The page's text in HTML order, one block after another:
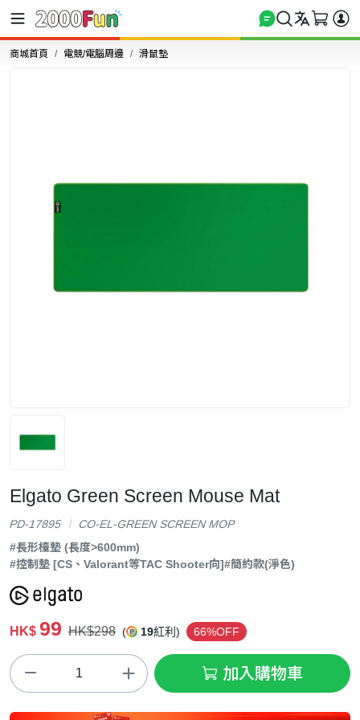
商城首頁 電競/電腦周邊 滑鼠墊
Elgato Green Screen Mouse Mat
PD-17895
CO-EL-GREEN SCREEN MOP
#長形檯墊 (長度>600mm)
#控制墊 [CS、Valorant等TAC Shooter向]#簡約款(淨色)
HK$ 99 HK$298 ( 19紅利) 66%OFF
加入購物車